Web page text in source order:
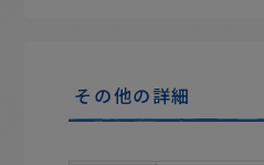
その他の詳細